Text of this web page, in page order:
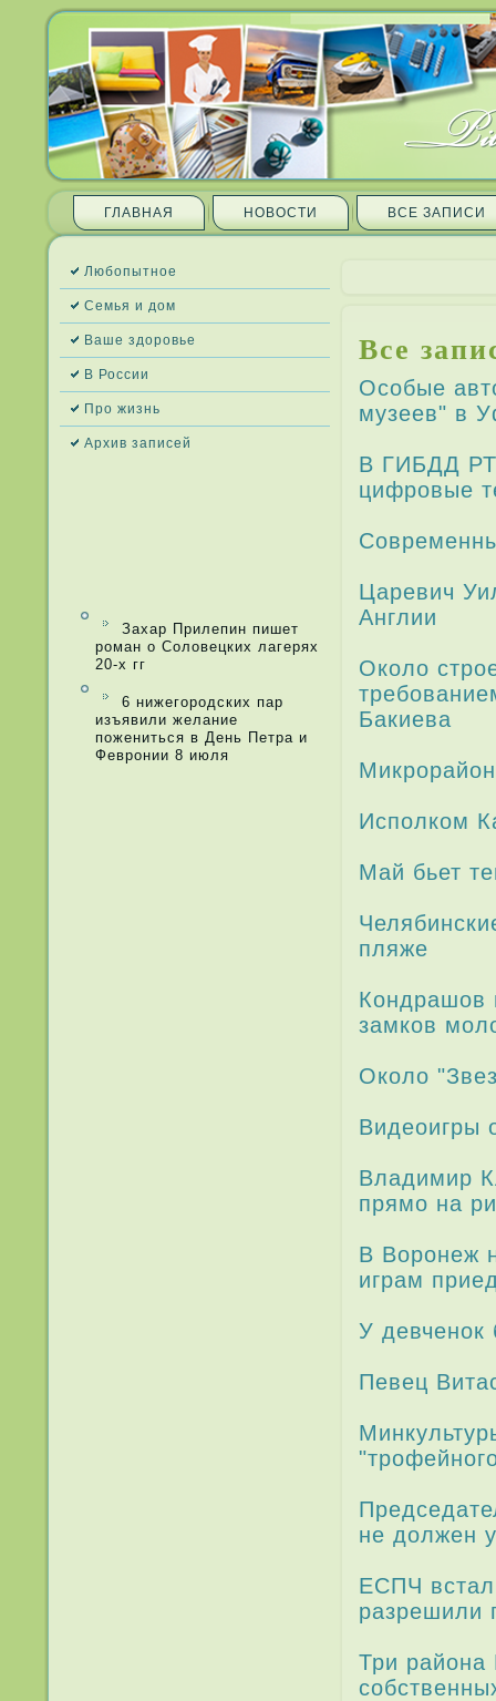
ГЛАВНАЯ НОВОСТИ ВСЕ ЗАПИ­СИ
Любопытное
Семья и дом
Ваше здоровье
В России
Про жизнь
Архив запи­сей
Захар Прилепин пишет
роман о Соловецких лагерях
20-х гг
6 нижегородских пар
изъявили желание
пожениться в День Петра и
Февронии 8 июля
Все
Особые
музеев" в
В ГИБДД РТ
цифровые
Царевич
Англии
Около
Бакиева
Исполком
Май бьет
пляже
Кондрашов
замков
Около
Видеоигры
Владимир
прямо на
В Воронеж
играм
У девченок
Певец
не должен
ЕСПЧ встал
разрешили
Три­ района